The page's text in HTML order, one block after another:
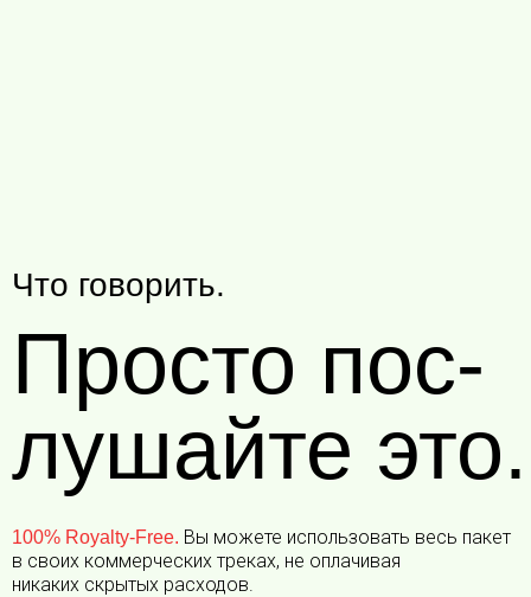
100% Royalty-Free. Вы можете использовать весь пакет
в своих коммерческих треках, не оплачивая
никаких скрытых расходов.
Что говорить.
Просто пос-
лушайте это.